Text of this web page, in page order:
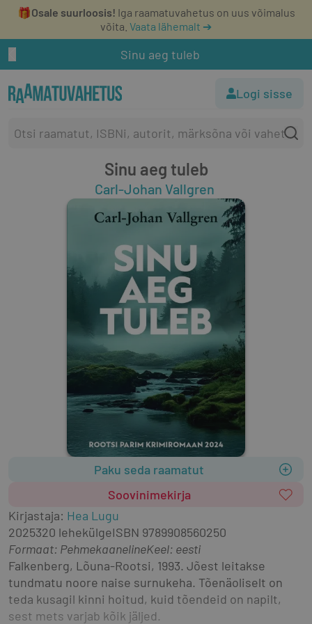
🎁Osale suurloosis! Iga raamatuvahetus on uus võimalus
võita. Vaata lähemalt ➔
Sinu aeg tuleb
Logi sisse
Sinu aeg tuleb
Carl-Johan Vallgren
Paku seda raamatut
Soovinimekirja
Kirjastaja: Hea Lugu
2025320 lehekülgeISBN 9789908560250
Formaat: PehmekaanelineKeel: eesti
Falkenberg, Lõuna-Rootsi, 1993. Jõest leitakse
tundmatu noore naise surnukeha. Tõenäoliselt on
teda kusagil kinni hoitud, kuid tõendeid on napilt,
sest mets varjab kõik jäljed.